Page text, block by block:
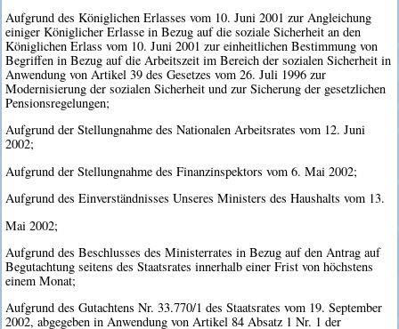
Aufgrund des Königlichen Erlasses vom 10. Juni 2001 zur Angleichung
einiger Königlicher Erlasse in Bezug auf die soziale Sicherheit an den
Königlichen Erlass vom 10. Juni 2001 zur einheitlichen Bestimmung von
Begriffen in Bezug auf die Arbeitszeit im Bereich der sozialen Sicherheit in
Anwendung von Artikel 39 des Gesetzes vom 26. Juli 1996 zur
Modernisierung der sozialen Sicherheit und zur Sicherung der gesetzlichen
Pensionsregelungen;
Aufgrund der Stellungnahme des Nationalen Arbeitsrates vom 12. Juni
2002;
Aufgrund der Stellungnahme des Finanzinspektors vom 6. Mai 2002;
Aufgrund des Einverständnisses Unseres Ministers des Haushalts vom 13.
Mai 2002;
Aufgrund des Beschlusses des Ministerrates in Bezug auf den Antrag auf
Begutachtung seitens des Staatsrates innerhalb einer Frist von höchstens
einem Monat;
Aufgrund des Gutachtens Nr. 33.770/1 des Staatsrates vom 19. September
2002, abgegeben in Anwendung von Artikel 84 Absatz 1 Nr. 1 der